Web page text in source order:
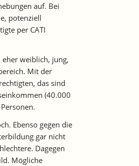
auf. Bei
potenziell
per CATI
weiblich, jung,
Mit der
das sind
(40.000
Ebenso gegen die
gar nicht
Dagegen
Mögliche